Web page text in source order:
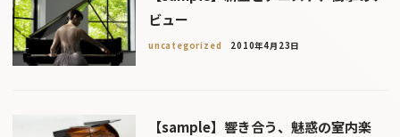
ビュー
uncategorized 2010年4月23日
【sample】響き合う、魅惑の室内楽